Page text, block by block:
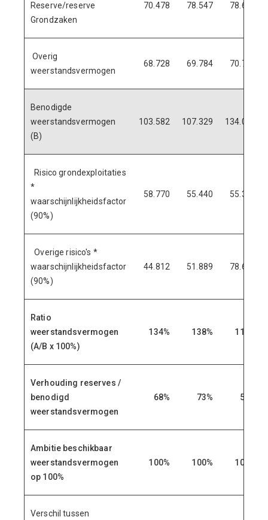
Reserve/reserve
Grondzaken
70.478 78.547 78.665
Overig
weerstandsvermogen
68.728 69.784 70.780
Benodigde
weerstandsvermogen
(B)
103.582 107.329 134.025
Risico grondexploitaties
*
waarschijnlijkheidsfactor
(90%)
58.770 55.440 55.350
Overige risico's *
waarschijnlijkheidsfactor
(90%)
44.812 51.889 78.675
Ratio
weerstandsvermogen
(A/B x 100%)
134% 138% 112%
Verhouding reserves /
benodigd
weerstandsvermogen
68% 73% 59%
Ambitie beschikbaar
weerstandsvermogen
op 100%
100% 100% 100%
Verschil tussen